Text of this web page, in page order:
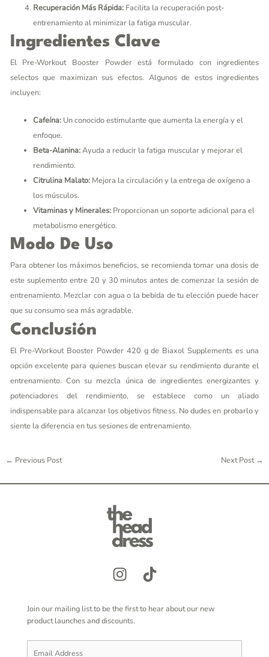
Recuperación Más Rápida: Facilita la recuperación post-
entrenamiento al minimizar la fatiga muscular.
Ingredientes Clave
El Pre-Workout Booster Powder está formulado con ingredientes
selectos que maximizan sus efectos. Algunos de estos ingredientes
incluyen:
Cafeína: Un conocido estimulante que aumenta la energía y el
enfoque.
Beta-Alanina:Ayuda a reducir la fatiga muscular y mejorar el
rendimiento.
Citrulina Malato: Mejora la circulación y la entrega de oxígeno a
los músculos.
Vitaminas y Minerales: Proporcionan un soporte adicional para el
metabolismo energético.
Modo De Uso
Para obtener los máximos beneficios, se recomienda tomar una dosis de
este suplemento entre 20 y 30 minutos antes de comenzar la sesión de
entrenamiento. Mezclar con agua o la bebida de tu elección puede hacer
que su consumo sea más agradable.
Conclusión
El Pre-Workout Booster Powder 420 g de Biaxol Supplements es una
opción excelente para quienes buscan elevar su rendimiento durante el
entrenamiento. Con su mezcla única de ingredientes energizantes y
potenciadores del rendimiento, se establece como un aliado
indispensable para alcanzar los objetivos fitness. No dudes en probarlo y
siente la diferencia en tus sesiones de entrenamiento.
← Previous Post Next Post →
Join our mailing list to be the first to hear about our new
product launches and discounts.